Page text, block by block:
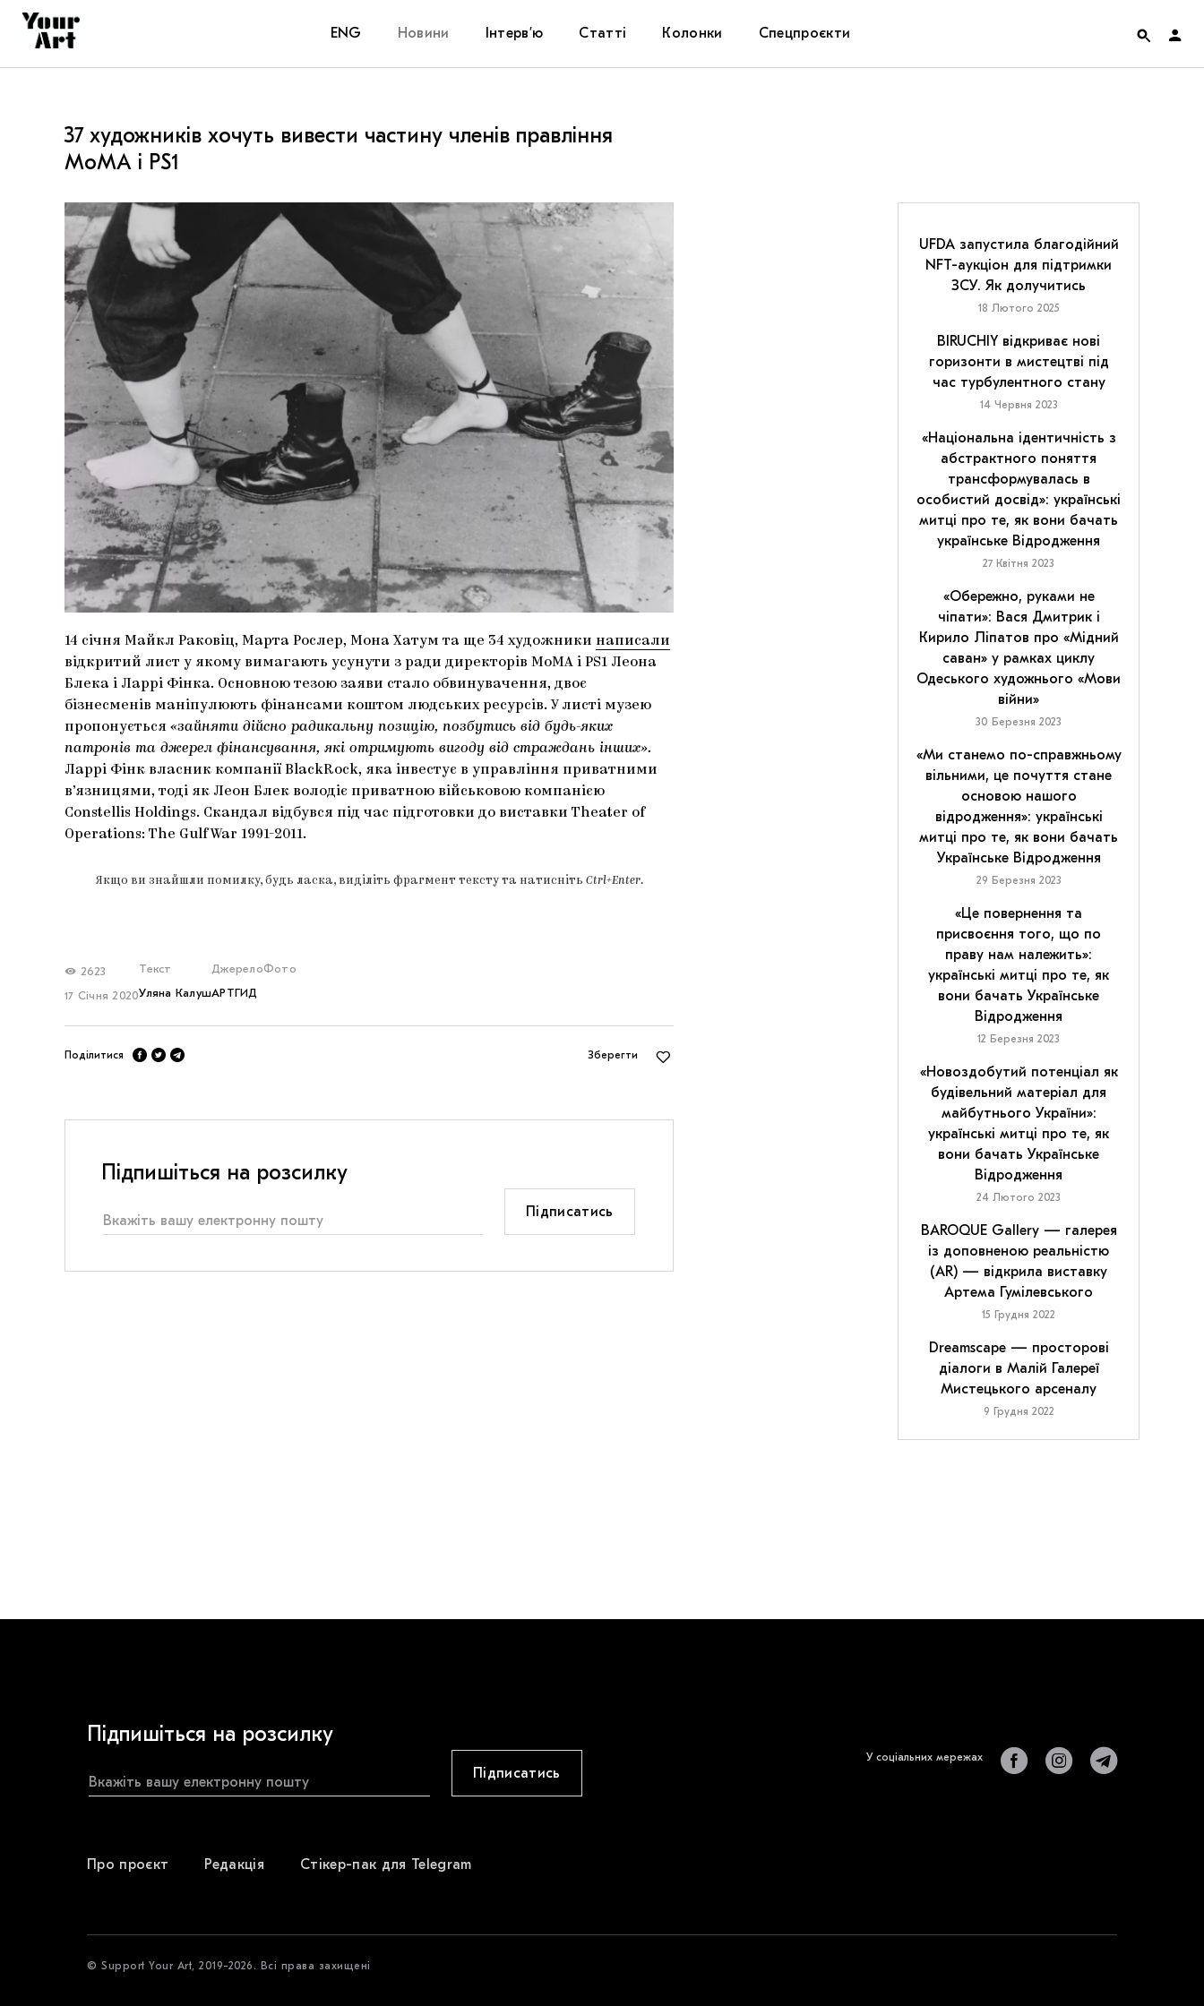
ENG Новини Інтерв’ю Статті Колонки Спецпроєкти
Carpathian Cult про різдвяні свята
37 художників хочуть вивести частину членів правління
MoMA і PS1
14 січня Майкл Раковіц, Марта Рослер, Мона Хатум та ще 34 художники написали
відкритий лист у якому вимагають усунути з ради директорів MoMA і PS1 Леона
Блека і Ларрі Фінка. Основною тезою заяви стало обвинувачення, двоє
бізнесменів маніпулюють фінансами коштом людських ресурсів. У листі музею
пропонується «зайняти дійсно радикальну позицію, позбутись від будь-яких
патронів та джерел фінансування, які отримують вигоду від страждань інших».
Ларрі Фінк власник компанії BlackRock, яка інвестує в управління приватними
в’язницями, тоді як Леон Блек володіє приватною військовою компанією
Constellis Holdings. Скандал відбувся під час підготовки до виставки Theater of
Operations: The Gulf War 1991-2011.
Якщо ви знайшли помилку, будь ласка, виділіть фрагмент тексту та натисніть Ctrl+Enter.
2623
17 Січня 2020
Текст
Уляна Калуш
Джерело
АРТГИД
Фото
Поділитися Зберегти
Підпишіться на розсилку
Підписатись
UFDA запустила благодійний
NFT-аукціон для підтримки
ЗСУ. Як долучитись
18 Лютого 2025
BIRUCHIY відкриває нові
горизонти в мистецтві під
час турбулентного стану
14 Червня 2023
«Національна ідентичність з
абстрактного поняття
трансформувалась в
особистий досвід»: українські
митці про те, як вони бачать
українське Відродження
27 Квітня 2023
«Обережно, руками не
чіпати»: Вася Дмитрик і
Кирило Ліпатов про «Мідний
саван» у рамках циклу
Одеського художнього «Мови
війни»
30 Березня 2023
«Ми станемо по-справжньому
вільними, це почуття стане
основою нашого
відродження»: українські
митці про те, як вони бачать
Українське Відродження
29 Березня 2023
«Це повернення та
присвоєння того, що по
праву нам належить»:
українські митці про те, як
вони бачать Українське
Відродження
12 Березня 2023
«Новоздобутий потенціал як
будівельний матеріал для
майбутнього України»:
українські митці про те, як
вони бачать Українське
Відродження
24 Лютого 2023
BAROQUE Gallery — галерея
із доповненою реальністю
(AR) — відкрила виставку
Артема Гумілевського
15 Грудня 2022
Dreamscape — просторові
діалоги в Малій Галереї
Мистецького арсеналу
9 Грудня 2022
Підпишіться на розсилку
Підписатись
Про проєкт Редакція Стікер-пак для Telegram
У соціальних мережах
© Support Your Art, 2019-2026. Всі права захищені